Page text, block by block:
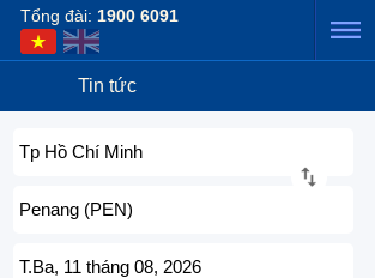
Tổng đài: 1900 6091
Tin tức
Tp Hồ Chí Minh
Penang (PEN)
T.Ba, 11 tháng 08, 2026